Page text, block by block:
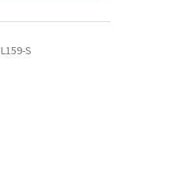
L159-S